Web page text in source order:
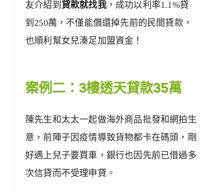
友介紹到 貸款就找我，成功以利率1.1%貸
到250萬，不僅能償還掉先前的民間貸款，
也順利幫女兒湊足加盟資金！
案例二：3樓透天貸款35萬
陳先生和太太一起做海外商品批發和網拍生
意，前陣子因疫情導致貨物都卡在碼頭，剛
好遇上兒子要買車，銀行也因先前已借過多
次信貸而不受理申貸。